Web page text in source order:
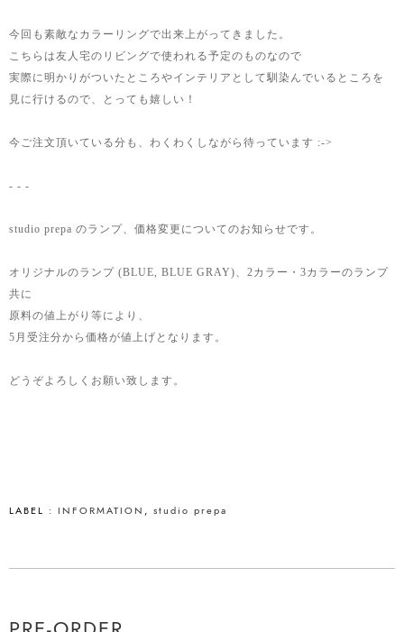
今回も素敵なカラーリングで出来上がってきました。
こちらは友人宅のリビングで使われる予定のものなので
実際に明かりがついたところやインテリアとして馴染んでいるところを
見に行けるので、とっても嬉しい！
今ご注文頂いている分も、わくわくしながら待っています :->
- - -
studio prepa のランプ、価格変更についてのお知らせです。
オリジナルのランプ (BLUE, BLUE GRAY)、2カラー・3カラーのランプ
共に
原料の値上がり等により、
5月受注分から価格が値上げとなります。
どうぞよろしくお願い致します。
LABEL : INFORMATION , studio prepa